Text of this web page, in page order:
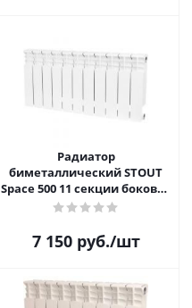
Радиатор
биметаллический STOUT
Space 500 11 секции боковое
подключение SRB-0310-
7 150руб./шт